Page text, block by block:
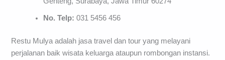
No. Telp:031 5456 456
Restu Mulya adalah jasa travel dan tour yang melayani
perjalanan baik wisata keluarga ataupun rombongan instansi.